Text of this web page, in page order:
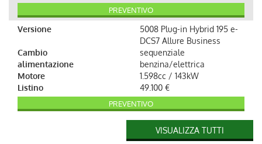
PREVENTIVO
Versione
5008 Plug-in Hybrid 195 e-
DCS7 Allure Business
Cambio
sequenziale
alimentazione
benzina/elettrica
Motore
1.598cc / 143kW
Listino
49.100 €
PREVENTIVO
5008 Hybrid 145 e-DCS6 GT
Exclusive
VISUALIZZA TUTTI